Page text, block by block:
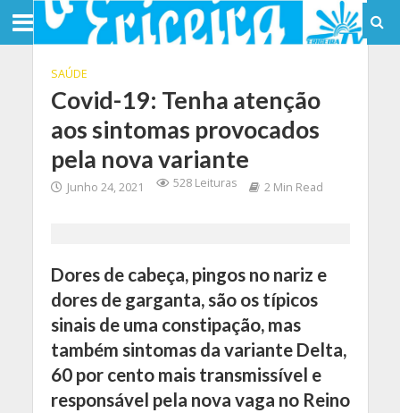
SAÚDE
Covid-19: Tenha atenção
aos sintomas provocados
pela nova variante
Junho 24, 2021 528 Leituras 2 Min Read
Dores de cabeça, pingos no nariz e
dores de garganta, são os típicos
sinais de uma constipação, mas
também sintomas da variante Delta,
60 por cento mais transmissível e
responsável pela nova vaga no Reino